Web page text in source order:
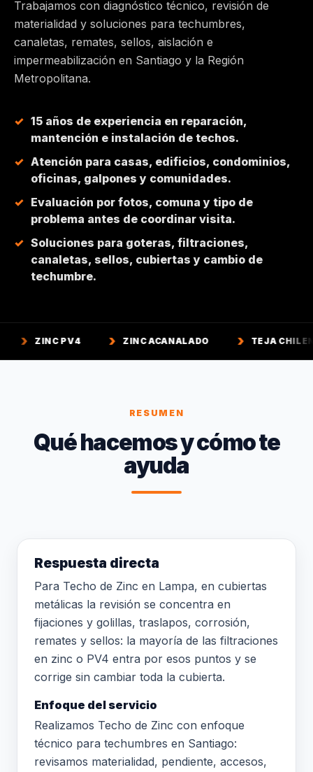
MAIPÚ
PEÑALOLÉN
QUILICURA
COLINA
CHICUREO
Trabajamos con diagnóstico técnico, revisión de
materialidad y soluciones para techumbres,
canaletas, remates, sellos, aislación e
impermeabilización en Santiago y la Región
Metropolitana.
15 años de experiencia en reparación,
mantención e instalación de techos.
Atención para casas, edificios, condominios,
oficinas, galpones y comunidades.
Evaluación por fotos, comuna y tipo de
problema antes de coordinar visita.
Soluciones para goteras, filtraciones,
canaletas, sellos, cubiertas y cambio de
techumbre.
PV4 ZINC ACANALADO TEJA CHILENA
RESUMEN
Qué hacemos y cómo te
ayuda
Respuesta directa
Para Techo de Zinc en Lampa, en cubiertas
metálicas la revisión se concentra en
fijaciones y golillas, traslapos, corrosión,
remates y sellos: la mayoría de las filtraciones
en zinc o PV4 entra por esos puntos y se
corrige sin cambiar toda la cubierta.
Enfoque del servicio
Realizamos Techo de Zinc con enfoque
técnico para techumbres en Santiago:
revisamos materialidad, pendiente, accesos,